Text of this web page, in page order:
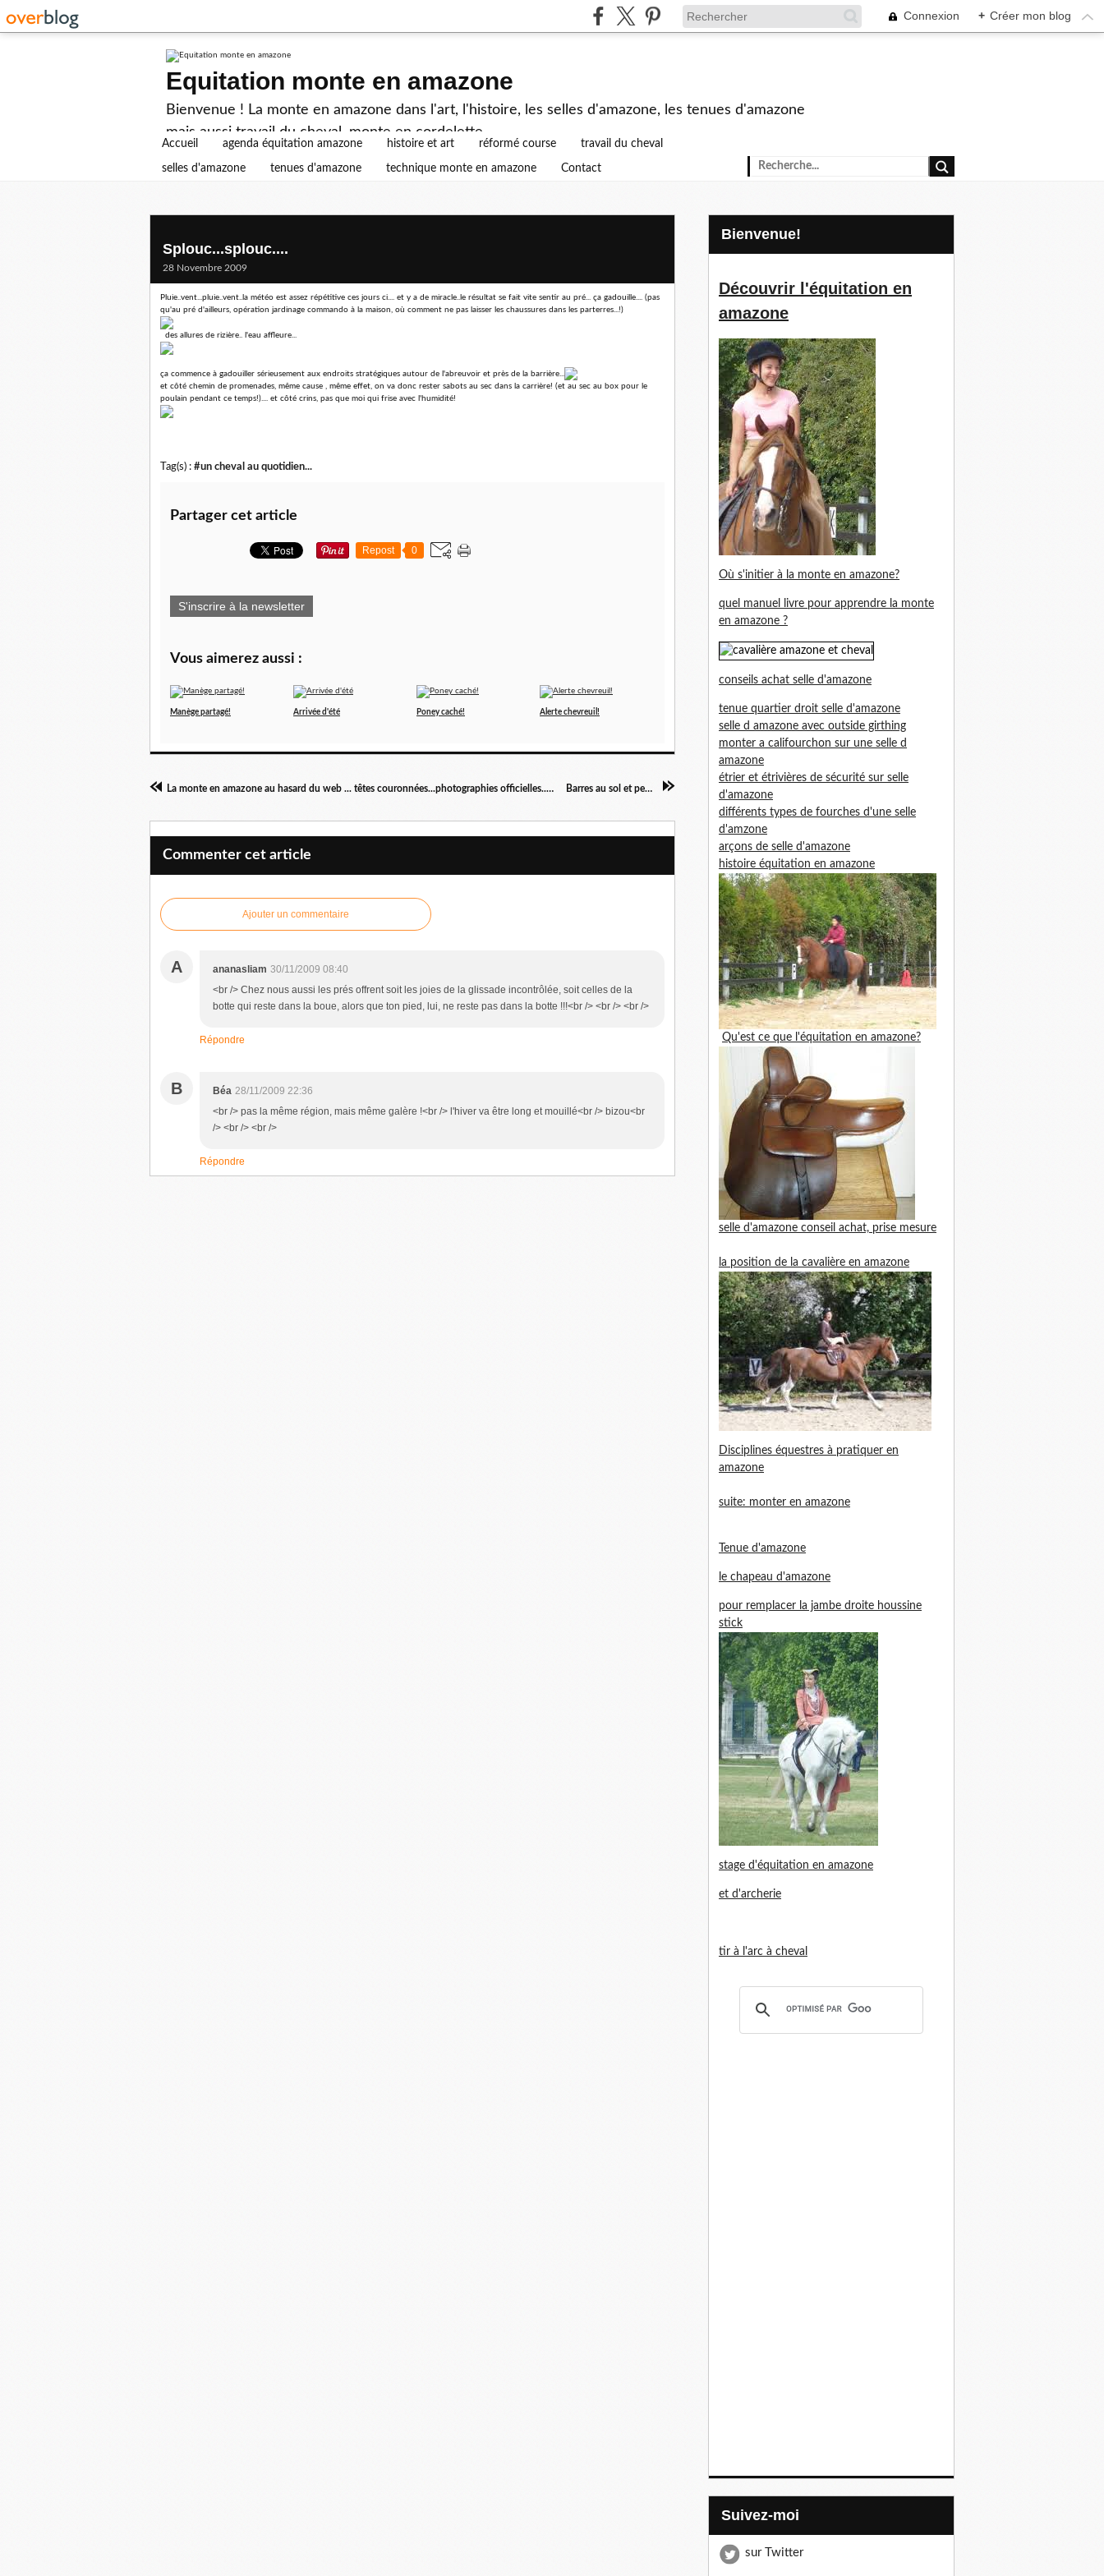
Connexion + Créer mon blog
Equitation monte en amazone
Bienvenue ! La monte en amazone dans l'art, l'histoire, les selles d'amazone, les tenues d'amazone
mais aussi travail du cheval, monte en cordelette...
Accueil agenda équitation amazone histoire et art réformé course travail du cheval
selles d'amazone tenues d'amazone technique monte en amazone Contact
Splouc...splouc....
28 Novembre 2009
Pluie..vent...pluie..vent..la météo est assez répétitive ces jours ci.... et y a de miracle..le résultat se fait vite sentir au pré... ça gadouille.... (pas
qu'au pré d'ailleurs, opération jardinage commando à la maison, où comment ne pas laisser les chaussures dans les parterres...!)
des allures de rizière.. l'eau affleure...
ça commence à gadouiller sérieusement aux endroits stratégiques autour de l'abreuvoir et près de la barrière...
et côté chemin de promenades, même cause , même effet, on va donc rester sabots au sec dans la carrière! (et au sec au box pour le
poulain pendant ce temps!).... et côté crins, pas que moi qui frise avec l'humidité!
Tag(s) : #un cheval au quotidien...
Partager cet article
Repost 0
S'inscrire à la newsletter
Vous aimerez aussi :
Manège partagé! Arrivée d'été Poney caché! Alerte chevreuil!
La monte en amazone au hasard du web ... têtes couronnées...photographies officielles...pièces de monnaie Barres au sol et petit droit
Commenter cet article
Ajouter un commentaire
A ananasliam 30/11/2009 08:40
<br /> Chez nous aussi les prés offrent soit les joies de la glissade incontrôlée, soit celles de la
botte qui reste dans la boue, alors que ton pied, lui, ne reste pas dans la botte !!!<br /> <br /> <br />
Répondre
B Béa 28/11/2009 22:36
<br /> pas la même région, mais même galère !<br /> l'hiver va être long et mouillé<br /> bizou<br
/> <br /> <br />
Répondre
Bienvenue!
Découvrir l'équitation en
amazone
Où s'initier à la monte en amazone?
quel manuel livre pour apprendre la monte
en amazone ?
conseils achat selle d'amazone
tenue quartier droit selle d'amazone
selle d amazone avec outside girthing
monter a califourchon sur une selle d
amazone
étrier et étrivières de sécurité sur selle
d'amazone
différents types de fourches d'une selle
d'amzone
arçons de selle d'amazone
histoire équitation en amazone
Qu'est ce que l'équitation en amazone?
selle d'amazone conseil achat, prise mesure
la position de la cavalière en amazone
Disciplines équestres à pratiquer en
amazone
suite: monter en amazone
Tenue d'amazone
le chapeau d'amazone
pour remplacer la jambe droite houssine
stick
stage d'équitation en amazone
et d'archerie
tir à l'arc à cheval
Suivez-moi
sur Twitter